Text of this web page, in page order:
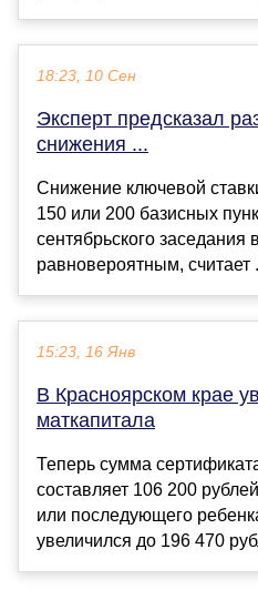
18:23, 10 Сен
Эксперт предсказал
снижения ...
Снижение ключевой
150 или 200 базисных
сентябрьского заседания
равновероятным, считает
15:23, 16 Янв
В Красноярском крае
маткапитала
Теперь сумма
составляет 106 200
или последующего
увеличился до 196 470